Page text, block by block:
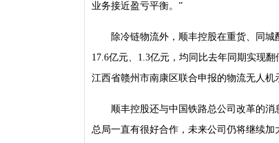
业务接近盈亏平衡。”
除冷链物流外，顺丰控股在重货、同
17.6亿元、1.3亿元，均同比去年同期实现
江西省赣州市南康区联合申报的物流无人机
顺丰控股还与中国铁路总公司改革的
总局一直有很好合作，未来公司仍将继续